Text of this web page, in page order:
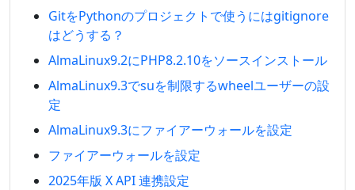
GitをPythonのプロジェクトで使うにはgitignore
はどうする？
AlmaLinux9.2にPHP8.2.10をソースインストール
AlmaLinux9.3でsuを制限するwheelユーザーの設
定
AlmaLinux9.3にファイアーウォールを設定
ファイアーウォールを設定
2025年版 X API 連携設定